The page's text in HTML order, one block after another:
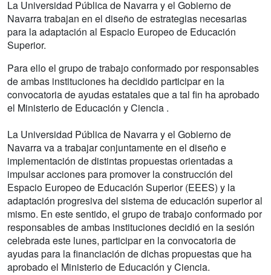
La Universidad Pública de Navarra y el Gobierno de
Navarra trabajan en el diseño de estrategias necesarias
para la adaptación al Espacio Europeo de Educación
Superior.
Para ello el grupo de trabajo conformado por responsables
de ambas instituciones ha decidido participar en la
convocatoria de ayudas estatales que a tal fin ha aprobado
el Ministerio de Educación y Ciencia .
La Universidad Pública de Navarra y el Gobierno de
Navarra va a trabajar conjuntamente en el diseño e
implementación de distintas propuestas orientadas a
impulsar acciones para promover la construcción del
Espacio Europeo de Educación Superior (EEES) y la
adaptación progresiva del sistema de educación superior al
mismo. En este sentido, el grupo de trabajo conformado por
responsables de ambas instituciones decidió en la sesión
celebrada este lunes, participar en la convocatoria de
ayudas para la financiación de dichas propuestas que ha
aprobado el Ministerio de Educación y Ciencia.